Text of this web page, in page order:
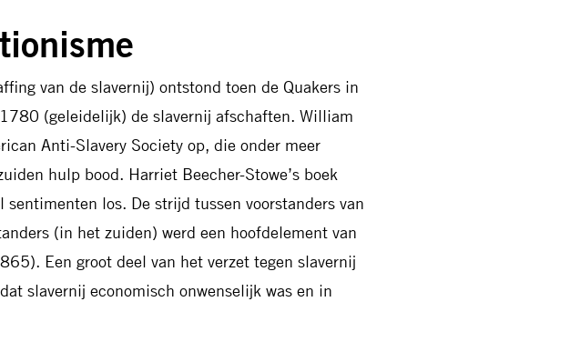
van de slavernij) ontstond toen de Quakers in
(geleidelijk) de slavernij afschaften. William
Anti-Slavery Society op, die onder meer
hulp bood. Harriet Beecher-Stowe’s boek
los. De strijd tussen voorstanders van
(in het zuiden) werd een hoofdelement van
Een groot deel van het verzet tegen slavernij
slavernij economisch onwenselijk was en in